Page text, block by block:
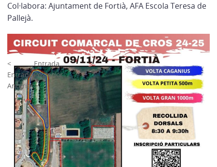
Col·labora: Ajuntament de Fortià, AFA Escola Teresa de
Pallejà.
<
Entrada
Anterior
Entrada
Posterior
>